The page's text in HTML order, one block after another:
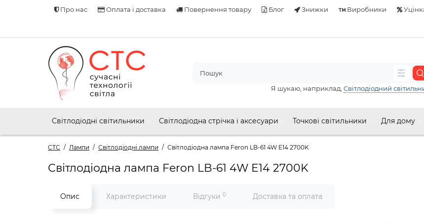
Про нас Оплата і доставка Повернення товару Блог Знижки Виробники
Я шукаю, наприклад, Світлодіодний
Світлодіодні світильники Світлодіодна стрічка і аксесуари Точкові світильники Для дому
СТС Лампи Світлодіодні лампи Світлодіодна лампа Feron LB-61 4W E14 2700K
Світлодіодна лампа Feron LB-61 4W E14 2700K
Опис Характеристики Відгуки 0 Доставка та оплата